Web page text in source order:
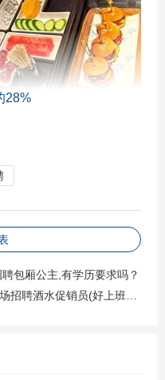
元唱了四小时KTV！四个
量很差，翻版集团制作
主要的歌曲和麦克风上
优惠，所以也没有太多
节日快乐！,杭州哪个区
28%
包厢公主,有学历要求吗？
酒水促销员(好上班的不挑人)